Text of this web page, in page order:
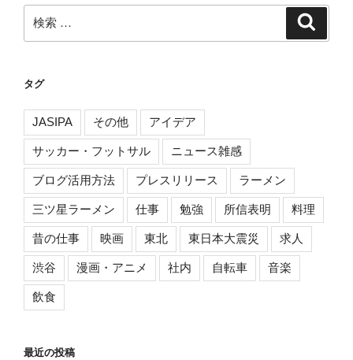
ゲ
ー
ョ
ン
ジ
検
索:
タグ
JASIPA その他 アイデア
サッカー・フットサル ニュース雑感
ブログ活用方法 プレスリリース ラーメン
三ツ星ラーメン 仕事 勉強 所信表明 料理
昔の仕事 映画 東北 東日本大震災 求人
渋谷 漫画・アニメ 社内 自転車 音楽
飲食
最近の投稿